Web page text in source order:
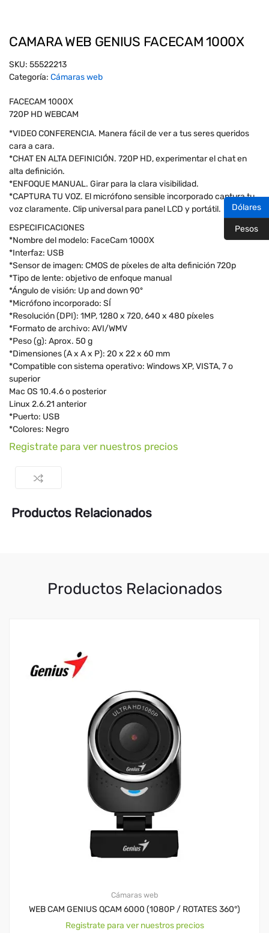
CAMARA WEB GENIUS FACECAM 1000X
SKU: 55522213
Categoría: Cámaras web
FACECAM 1000X
720P HD WEBCAM
*VIDEO CONFERENCIA. Manera fácil de ver a tus seres queridos
cara a cara.
*CHAT EN ALTA DEFINICIÓN. 720P HD, experimentar el chat en
alta definición.
*ENFOQUE MANUAL. Girar para la clara visibilidad.
*CAPTURA TU VOZ. El micrófono sensible incorporado captura tu
voz claramente. Clip universal para panel LCD y portátil.
ESPECIFICACIONES
*Nombre del modelo: FaceCam 1000X
*Interfaz: USB
*Sensor de imagen: CMOS de píxeles de alta definición 720p
*Tipo de lente: objetivo de enfoque manual
*Ángulo de visión: Up and down 90º
*Micrófono incorporado: SÍ
*Resolución (DPI): 1MP, 1280 x 720, 640 x 480 píxeles
*Formato de archivo: AVI/WMV
*Peso (g): Aprox. 50 g
*Dimensiones (A x A x P): 20 x 22 x 60 mm
*Compatible con sistema operativo: Windows XP, VISTA, 7 o
superior
Mac OS 10.4.6 o posterior
Linux 2.6.21 anterior
*Puerto: USB
*Colores: Negro
Registrate para ver nuestros precios
Productos Relacionados
Productos Relacionados
Cámaras web
WEB CAM GENIUS QCAM 6000 (1080P / ROTATES 360°)
Registrate para ver nuestros precios
Dólares
Pesos